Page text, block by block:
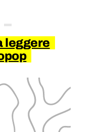
leggere